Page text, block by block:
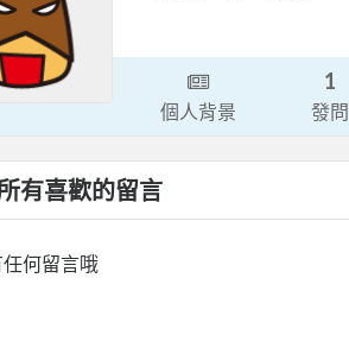
個人背景
1
發問
有喜歡的留言
何留言哦